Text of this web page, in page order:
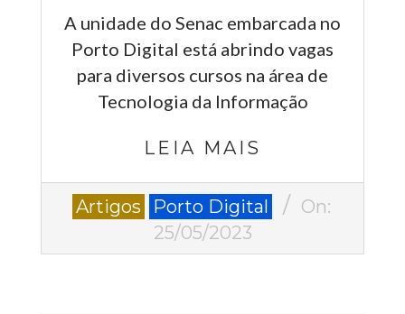
A unidade do Senac embarcada no
Porto Digital está abrindo vagas
para diversos cursos na área de
Tecnologia da Informação
LEIA MAIS
2023-
Artigos Porto Digital
On:
25/05/2023